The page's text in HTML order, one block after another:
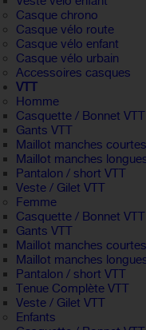
Casque chrono
Casque vélo route
Casque vélo enfant
Casque vélo urbain
Accessoires casques
VTT
Homme
Casquette / Bonnet VTT
Gants VTT
Maillot manches
Maillot manches
Pantalon / short VTT
Veste / Gilet VTT
Femme
Casquette / Bonnet VTT
Gants VTT
Maillot manches
Maillot manches
Pantalon / short VTT
Tenue Complète VTT
Veste / Gilet VTT
Enfants